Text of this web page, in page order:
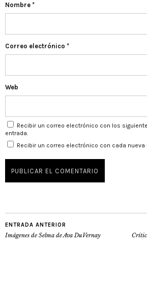
Nombre *
Correo electrónico *
Web
Recibir un correo electrónico con los
entrada.
Recibir un correo electrónico con cada nueva
ENTRADA ANTERIOR
Imágenes de Selma de Ava DuVernay